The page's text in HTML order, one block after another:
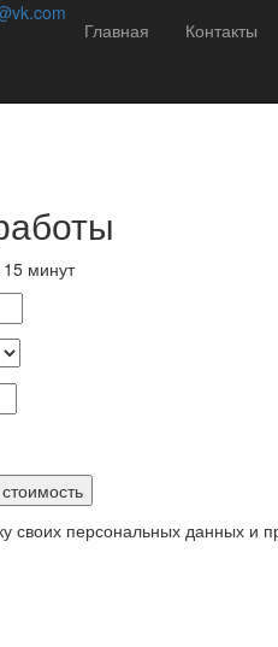
Главная Контакты
избавиться от насекомых
вредителей в Липецк с 2013
минут
своих персональных данных и